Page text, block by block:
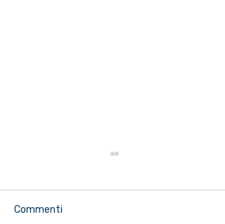
Commenti